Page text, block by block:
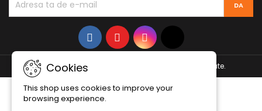
Cookies
This shop uses cookies to improve your
browsing experience.
© Copyright 2026 Basdan. Toate drepturile rezervate.